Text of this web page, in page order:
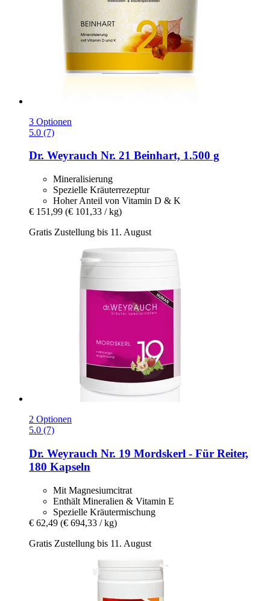
3 Optionen
5.0 (7)
Dr. Weyrauch Nr. 21 Beinhart, 1.500 g
Mineralisierung
Spezielle Kräuterrezeptur
Hoher Anteil von Vitamin D & K
€ 151,99 (€ 101,33 / kg)
Gratis Zustellung bis 11. August
2 Optionen
5.0 (7)
Dr. Weyrauch Nr. 19 Mordskerl -​ Für Reiter,
180 Kapseln
Mit Magnesiumcitrat
Enthält Mineralien & Vitamin E
Spezielle Kräutermischung
€ 62,49 (€ 694,33 / kg)
Gratis Zustellung bis 11. August